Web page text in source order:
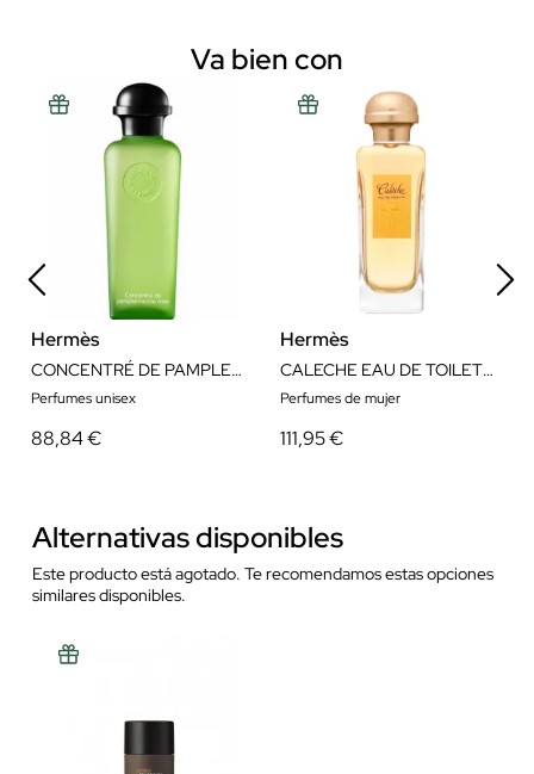
Va bien con
Hermès
CONCENTRÉ DE PAMPLEMOUSSE ROSE EAU DE TOILETTE 100ML
Perfumes unisex
88,84 €
Hermès
CALECHE EAU DE TOILETTE 100ML
Perfumes de mujer
111,95 €
Alternativas disponibles
Este producto está agotado. Te recomendamos estas opciones
similares disponibles.